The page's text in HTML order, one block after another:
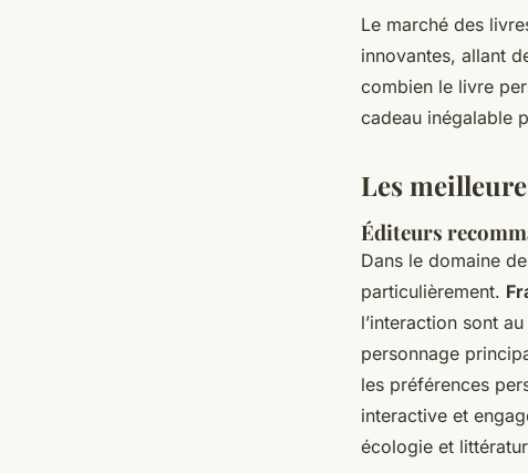
Le marché des
innovantes, allant
combien le livre
cadeau inégalable
Les
Éditeurs
Dans le domaine
particulièrement.
l’interaction sont
personnage
les préférences
interactive et
écologie et